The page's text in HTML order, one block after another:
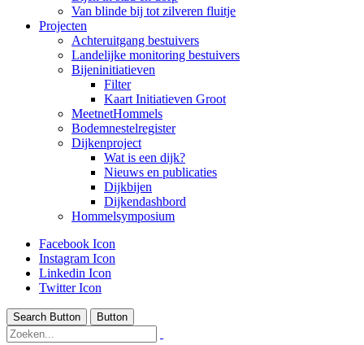
Van blinde bij tot zilveren fluitje
Projecten
Achteruitgang bestuivers
Landelijke monitoring bestuivers
Bijeninitiatieven
Filter
Kaart Initiatieven Groot
MeetnetHommels
Bodemnestelregister
Dijkenproject
Wat is een dijk?
Nieuws en publicaties
Dijkbijen
Dijkendashbord
Hommelsymposium
Facebook Icon
Instagram Icon
Linkedin Icon
Twitter Icon
Search Button Button